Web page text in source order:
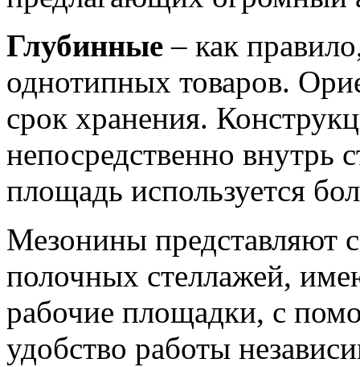
Глубинные – как
однотипных товаров.
срок хранения.
непосредственно внутрь
площадь используется
Мезонины представляют
полочных стеллажей,
рабочие площадки, с
удобство работы